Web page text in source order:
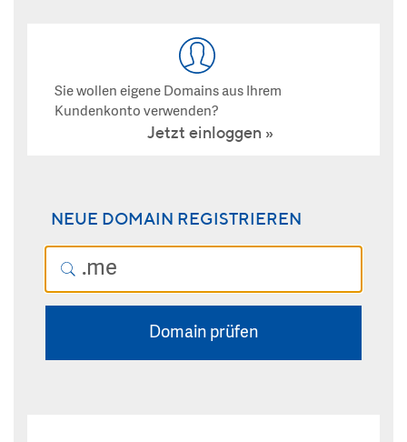
Sie wollen eigene Domains aus Ihrem
Kundenkonto verwenden?
Jetzt einloggen
NEUE DOMAIN REGISTRIEREN
Domain prüfen